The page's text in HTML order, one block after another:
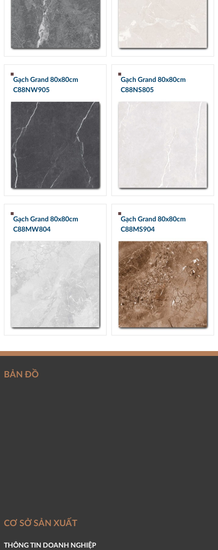
Gạch Grand 80x80cm
C88NW905
Gạch Grand 80x80cm
C88NS805
Gạch Grand 80x80cm
C88MW804
Gạch Grand 80x80cm
C88MS904
BẢN ĐỒ
CƠ SỞ SẢN XUẤT
THÔNG TIN DOANH NGHIỆP